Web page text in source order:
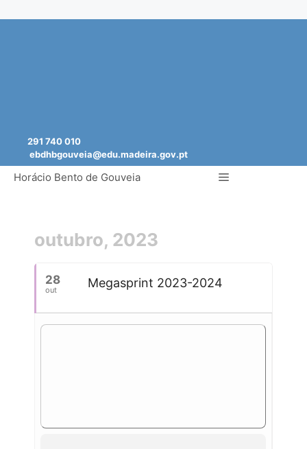
291 740 010
ebdhbgouveia@edu.madeira.gov.pt
Horácio Bento de Gouveia Menu
outubro, 2023
28
out Megasprint 2023-2024